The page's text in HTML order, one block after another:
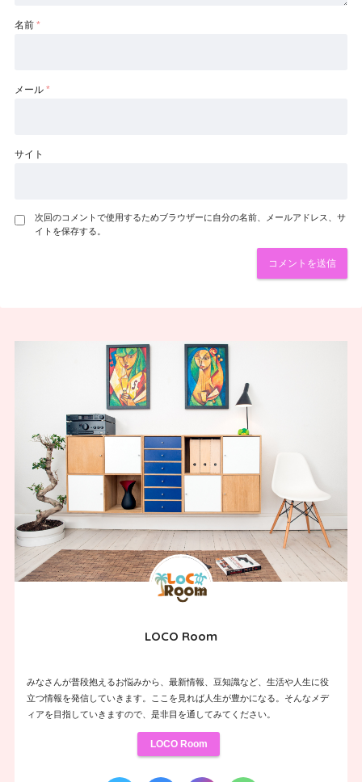
名前 *
メール *
サイト
次回のコメントで使用するためブラウザーに自分の名前、メールアドレス、サ
イトを保存する。
LOCO Room
みなさんが普段抱えるお悩みから、最新情報、豆知識など、生活や人生に役
立つ情報を発信していきます。ここを見れば人生が豊かになる。そんなメデ
ィアを目指していきますので、是非目を通してみてください。
LOCO Room